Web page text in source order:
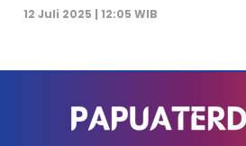
12 Juli 2025 | 12:05 WIB